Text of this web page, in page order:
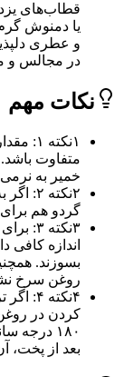
قطاب‌های یزدی
یا دمنوش گرم سرو
و عطری دلپذیر دارد
در مجالس و
مهم
نکته ۱:
متفاوت باشد.
خمیر به نرمی
نکته ۲: اگر به
گردو هم برای مغز
نکته ۳: برای
اندازه کافی داغ
بسوزند. همچنین
روغن سرخ نشوند
نکته ۴: اگر
کردن در روغن، در
بعد از پخت، آن‌ها را